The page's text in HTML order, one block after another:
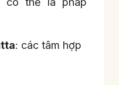
: các tâm hợp